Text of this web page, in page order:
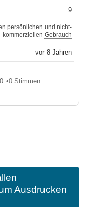
9
persönlichen und nicht-
kommerziellen Gebrauch
vor 8 Jahren
0 mir nicht
•0 Stimmen
Ausdrucken